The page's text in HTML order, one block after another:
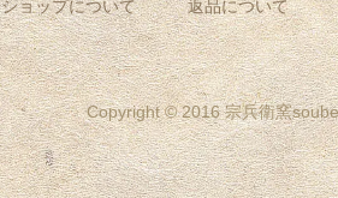
ショップについて
返品について
Copyright © 2016 宗兵衛窯